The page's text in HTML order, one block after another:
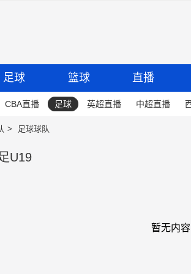
足球 篮球 直播
CBA直播 足球 英超直播 中超直播
足球球队
U19
暂无内容